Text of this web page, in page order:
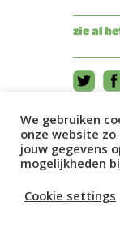
zie al
We gebruiken
onze website
jouw gegevens
mogelijkheden
Cookie settings